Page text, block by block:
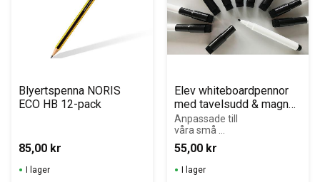
Blyertspenna NORIS
ECO HB 12-pack
85,00 kr
I lager
Elev whiteboardpennor
med tavelsudd & magnet
´10-pack svart
Anpassade till
våra små
whiteboardtavlor
. Lätt att torka
av även
efter några
55,00 kr
I lager